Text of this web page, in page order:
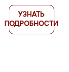
УЗНАТЬ
ПОДРОБНОСТИ